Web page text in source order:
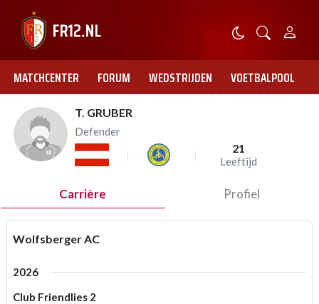
MATCHCENTER FORUM WEDSTRIJDEN VOETBALPOOL
T. GRUBER
Defender
21
Leeftijd
Carrière Profiel
Wolfsberger AC
2026
Club Friendlies 2